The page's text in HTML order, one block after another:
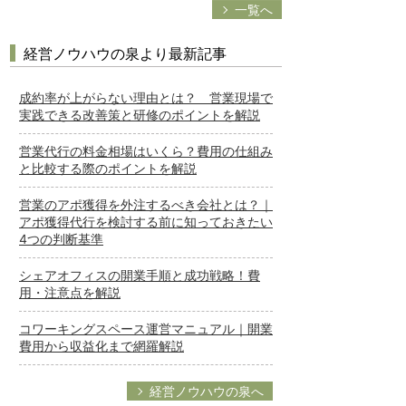
一覧へ
経営ノウハウの泉より最新記事
成約率が上がらない理由とは？ 営業現場で
実践できる改善策と研修のポイントを解説
営業代行の料金相場はいくら？費用の仕組み
と比較する際のポイントを解説
営業のアポ獲得を外注するべき会社とは？｜
アポ獲得代行を検討する前に知っておきたい
4つの判断基準
シェアオフィスの開業手順と成功戦略！費
用・注意点を解説
コワーキングスペース運営マニュアル｜開業
費用から収益化まで網羅解説
経営ノウハウの泉へ